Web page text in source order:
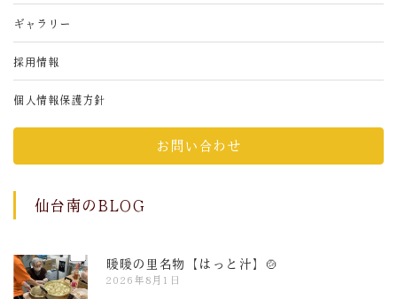
ギャラリー
採用情報
個人情報保護方針
お問い合わせ
仙台南のBLOG
暖暖の里名物【はっと汁】🍲
2026年8月1日